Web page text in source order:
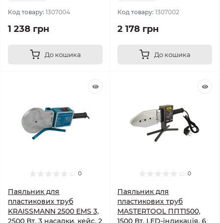
Код товару: 1307004
1 238 грн
До кошика
Код товару: 1307002
2 178 грн
До кошика
0
Паяльник для
пластикових труб
KRAISSMANN 2500 EMS 3,
2500 Вт, 3 насадки, кейс, 2
0
Паяльник для
пластикових труб
MASTERTOOL ППТ1500,
1500 Вт, LED-індикація, 6